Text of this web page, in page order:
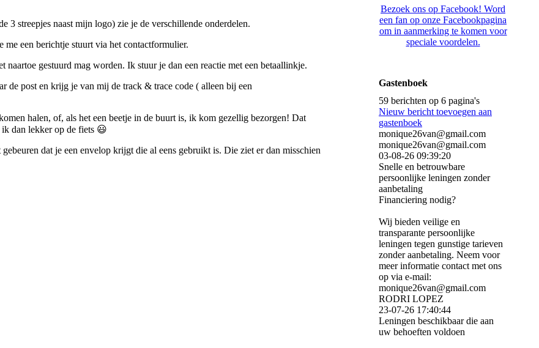
streepjes naast mijn logo) zie je de verschillende onderdelen.
een berichtje stuurt via het contactformulier.
gestuurd mag worden. Ik stuur je dan een reactie met een betaallinkje.
de post en krijg je van mij de track & trace code ( alleen bij een
halen, of, als het een beetje in de buurt is, ik kom gezellig bezorgen! Dat
dan lekker op de fiets 😃
dat je een envelop krijgt die al eens gebruikt is. Die ziet er dan misschien
Bezoek ons op Facebook! Word
een fan op onze Facebookpagina
om in aanmerking te komen voor
speciale voordelen.
Gastenboek
59 berichten op 6 pagina's
Nieuw bericht toevoegen aan
gastenboek
monique26van@gmail.com
monique26van@gmail.com
03-08-26 09:39:20
Snelle en betrouwbare
persoonlijke leningen zonder
aanbetaling
Financiering nodig?
Wij bieden veilige en
transparante persoonlijke
leningen tegen gunstige tarieven
zonder aanbetaling. Neem voor
meer informatie contact met ons
op via e-mail:
monique26van@gmail.com
RODRI LOPEZ
23-07-26 17:40:44
Leningen beschikbaar die aan
uw behoeften voldoen